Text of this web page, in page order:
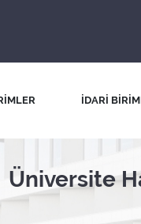
İDARİ
Üniversite